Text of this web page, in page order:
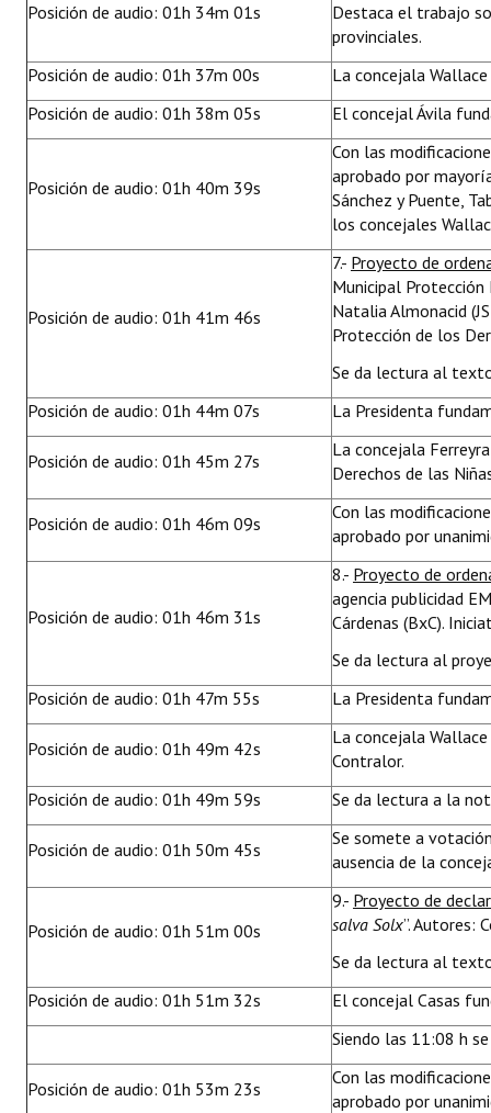
Posición de audio: 01h 34m 01s
Destaca el trabajo
provinciales.
Posición de audio: 01h 37m 00s
La concejala
Posición de audio: 01h 38m 05s
El concejal Ávila
Posición de audio: 01h 40m 39s
Con las
aprobado por
Sánchez y Puente,
los concejales
Posición de audio: 01h 41m 46s
7.- Proyecto de
Municipal Protección
Natalia Almonacid
Protección de los
Se da lectura al
Posición de audio: 01h 44m 07s
La Presidenta
Posición de audio: 01h 45m 27s
La concejala
Derechos de las
Posición de audio: 01h 46m 09s
Con las
aprobado por
Posición de audio: 01h 46m 31s
8.- Proyecto de
agencia publicidad
Cárdenas (BxC).
Se da lectura al
Posición de audio: 01h 47m 55s
La Presidenta
Posición de audio: 01h 49m 42s
La concejala
Contralor.
Posición de audio: 01h 49m 59s
Se da lectura a la
Posición de audio: 01h 50m 45s
Se somete a
ausencia de la
Posición de audio: 01h 51m 00s
9.- Proyecto de
salva Solx”. Autores:
Se da lectura al
Posición de audio: 01h 51m 32s
El concejal Casas
Siendo las 11:08 h
Posición de audio: 01h 53m 23s
Con las
aprobado por